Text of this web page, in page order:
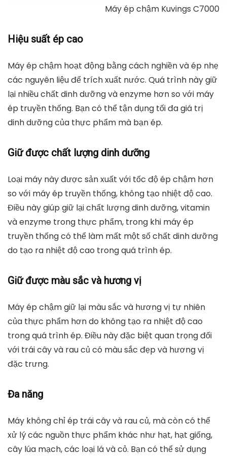
Máy ép chậm Kuvings C7000
Hiệu suất ép cao
Máy ép chậm hoạt động bằng cách nghiền và ép nhẹ
các nguyên liệu để trích xuất nước. Quá trình này giữ
lại nhiều chất dinh dưỡng và enzyme hơn so với máy
ép truyền thống. Bạn có thể tận dụng tối đa giá trị
dinh dưỡng của thực phẩm mà bạn ép.
Giữ được chất lượng dinh dưỡng
Loại máy này được sản xuất với tốc độ ép chậm hơn
so với máy ép truyền thống, không tạo nhiệt độ cao.
Điều này giúp giữ lại chất lượng dinh dưỡng, vitamin
và enzyme trong thực phẩm, trong khi máy ép
truyền thống có thể làm mất một số chất dinh dưỡng
do tạo ra nhiệt độ cao trong quá trình ép.
Giữ được màu sắc và hương vị
Máy ép chậm giữ lại màu sắc và hương vị tự nhiên
của thực phẩm hơn do không tạo ra nhiệt độ cao
trong quá trình ép. Điều này đặc biệt quan trọng đối
với trái cây và rau củ có màu sắc đẹp và hương vị
đặc trưng.
Đa năng
Máy không chỉ ép trái cây và rau củ, mà còn có thể
xử lý các nguồn thực phẩm khác như hạt, hạt giống,
cây lúa mạch, các loại lá và cỏ. Bạn có thể sử dụng